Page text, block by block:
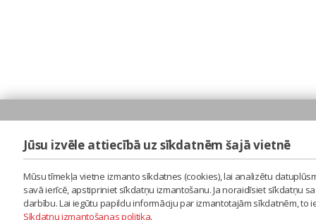
Jūsu izvēle attiecībā uz sīkdatnēm šajā vietnē
Mūsu tīmekļa vietne izmanto sīkdatnes (cookies), lai analizētu
savā ierīcē, apstipriniet sīkdatņu izmantošanu. Ja noraidīsiet sīkdatņu
darbību. Lai iegūtu papildu informāciju par izmantotajām sīkdatnēm,
Sīkdatņu izmantošanas politika.